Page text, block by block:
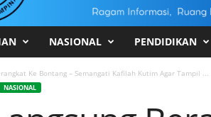
NASIONAL PENDIDIKAN
Ke Bontang – Semangati Kafilah Kutim Agar Tampil ...
NASIONAL